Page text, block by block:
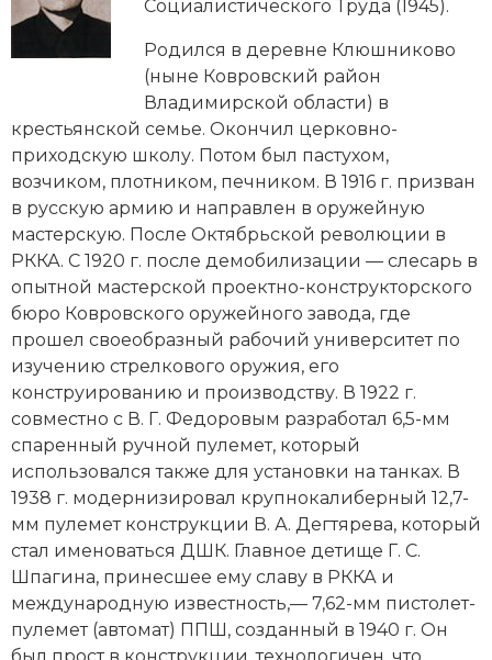
Генеалогия, геральдика
Государство и право
Империи
Историческая география и топонимика
История материальной и духовной культуры
История международных отношений
История, философия, теория и методология
исторического знания
Итория международных отношений
Латинская Америка
Новейшая история
Нумизматика
Социалистического Труда (1945).
Родился в деревне Клюшниково
(ныне Ковровский район
Владимирской области) в
крестьянской семье. Окончил церковно-
приходскую школу. Потом был пастухом,
возчиком, плотником, печником. В 1916 г. призван
в русскую армию и направлен в оружейную
мастерскую. После Октябрьской революции в
РККА. С 1920 г. после демобилизации — слесарь в
опытной мастерской проектно-конструкторского
бюро Ковровского оружейного завода, где
прошел своеобразный рабочий университет по
изучению стрелкового оружия, его
конструированию и производству. В 1922 г.
совместно с В. Г. Федоровым разработал 6,5-мм
спаренный ручной пулемет, который
использовался также для установки на танках. В
1938 г. модернизировал крупнокалиберный 12,7-
мм пулемет конструкции В. А. Дегтярева, который
стал именоваться ДШК. Главное детище Г. С.
Шпагина, принесшее ему славу в РККА и
международную известность,— 7,62-мм пистолет-
пулемет (автомат) ППШ, созданный в 1940 г. Он